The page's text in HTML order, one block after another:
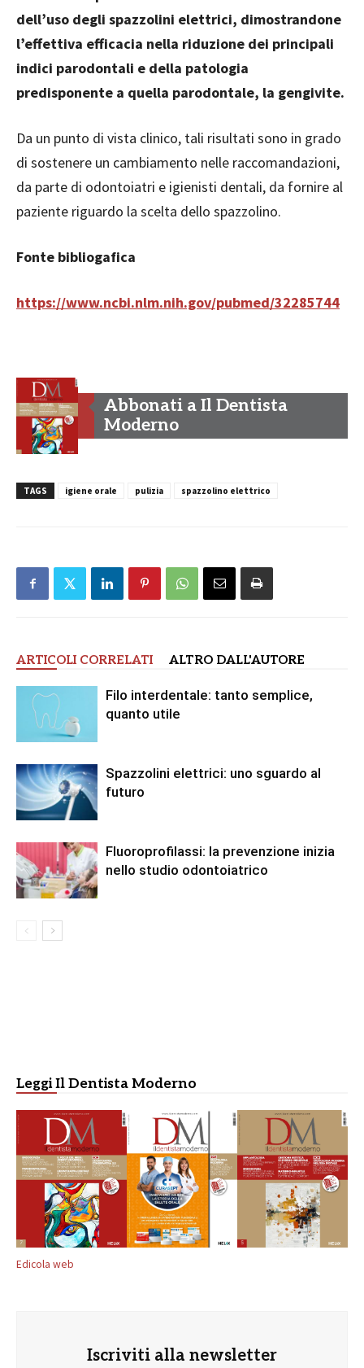
dell’uso degli spazzolini elettrici, dimostrandone
l’effettiva efficacia nella riduzione dei principali
indici parodontali e della patologia
predisponente a quella parodontale, la gengivite.
Da un punto di vista clinico, tali risultati sono in grado
di sostenere un cambiamento nelle raccomandazioni,
da parte di odontoiatri e igienisti dentali, da fornire al
paziente riguardo la scelta dello spazzolino.
Fonte bibliogafica
https://www.ncbi.nlm.nih.gov/pubmed/32285744
Abbonati a Il Dentista
Moderno
TAGS igiene orale pulizia spazzolino elettrico
ARTICOLI CORRELATI ALTRO DALL'AUTORE
Filo interdentale: tanto semplice,
quanto utile
Spazzolini elettrici: uno sguardo al
futuro
Fluoroprofilassi: la prevenzione inizia
nello studio odontoiatrico
Leggi Il Dentista Moderno
Edicola web
Iscriviti alla newsletter